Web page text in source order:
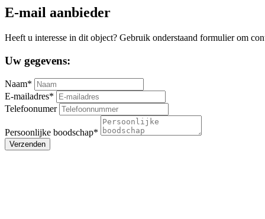
E-mail aanbieder
Heeft u interesse in dit object? Gebruik onderstaand formulier om
Uw gegevens:
Naam*
E-mailadres*
Telefoonumer
Persoonlijke boodschap*
Verzenden